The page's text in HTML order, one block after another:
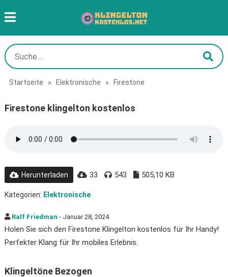
Startseite » Elektronische » Firestone
Firestone klingelton kostenlos
Herunterladen 33 543 505,10 KB
Kategorien: Elektronische
Ralf Friedman - Januar 28, 2024
Holen Sie sich den Firestone Klingelton kostenlos für Ihr Handy!
Perfekter Klang für Ihr mobiles Erlebnis.
Klingeltöne Bezogen